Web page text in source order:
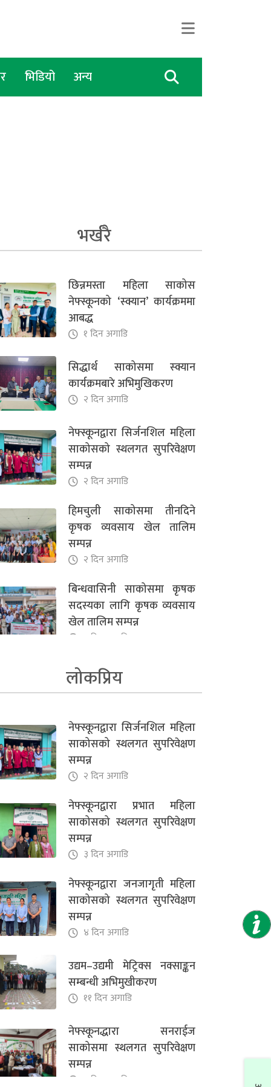
भिडियो अन्य
भर्खरै
छिन्नमस्ता महिला साकोस
नेफ्स्कूनको ‘स्क्यान’ कार्यक्रममा
आबद्ध
१ दिन अगाडि
सिद्धार्थ साकोसमा स्क्यान
कार्यक्रमबारे अभिमुखिकरण
२ दिन अगाडि
नेफ्स्कूनद्वारा सिर्जनशिल महिला
साकोसको स्थलगत सुपरिवेक्षण
सम्पन्न
२ दिन अगाडि
हिमचुली साकोसमा तीनदिने
कृषक व्यवसाय खेल तालिम
सम्पन्न
२ दिन अगाडि
बिन्धवासिनी साकोसमा कृषक
सदस्यका लागि कृषक व्यवसाय
खेल तालिम सम्पन्न
२ दिन अगाडि
नेफ्स्कूनद्वारा प्रभात महिला
साकोसको स्थलगत सुपरिवेक्षण
सहकारीको डिजिटल
रूपान्तरणमा AI को नयाँ आयाम :
नेफ्स्कूनद्वारा AI in
Cooperative अभिमुखीकरण
सम्पन्न
३ दिन अगाडि
नेफ्स्कूनद्धारा सनराईज
साकोसमा स्थलगत सुपरिवेक्षण
सम्पन्न
३ दिन अगाडि
लोकप्रिय
नेफ्स्कूनद्वारा सिर्जनशिल महिला
साकोसको स्थलगत सुपरिवेक्षण
सम्पन्न
२ दिन अगाडि
नेफ्स्कूनद्वारा प्रभात महिला
साकोसको स्थलगत सुपरिवेक्षण
सम्पन्न
३ दिन अगाडि
नेफ्स्कूनद्वारा जनजागृती महिला
साकोसको स्थलगत सुपरिवेक्षण
सम्पन्न
४ दिन अगाडि
उद्यम–उद्यमी मेट्रिक्स नक्साङ्कन
सम्बन्धी अभिमुखीकरण
११ दिन अगाडि
नेफ्स्कूनद्धारा सनराईज
साकोसमा स्थलगत सुपरिवेक्षण
सम्पन्न
३ दिन अगाडि